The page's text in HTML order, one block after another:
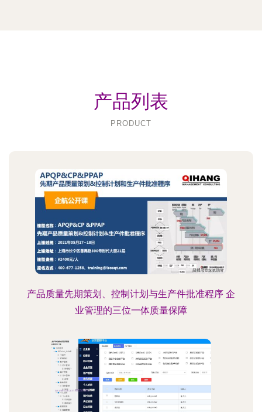
产品列表
PRODUCT
产品质量先期策划、控制计划与生产件批准程序 企
业管理的三位一体质量保障